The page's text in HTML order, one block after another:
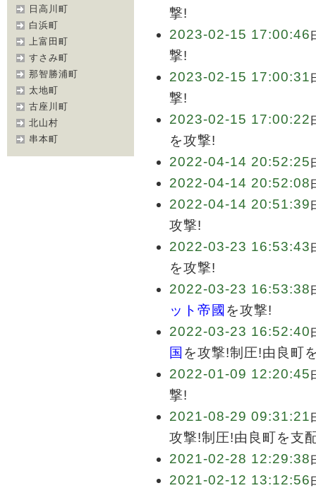
日高川町
白浜町
上富田町
すさみ町
那智勝浦町
太地町
古座川町
北山村
串本町
撃!
2023-02-15 17:00:46
撃!
2023-02-15 17:00:31
撃!
2023-02-15 17:00:22
を攻撃!
2022-04-14 20:52:25
2022-04-14 20:52:08
2022-04-14 20:51:39
攻撃!
2022-03-23 16:53:43
を攻撃!
2022-03-23 16:53:38
ット帝國 を攻撃!
2022-03-23 16:52:40
国 を攻撃!制圧!由良町
2022-01-09 12:20:45
撃!
2021-08-29 09:31:21
攻撃!制圧!由良町を支
2021-02-28 12:29:38
2021-02-12 13:12:56